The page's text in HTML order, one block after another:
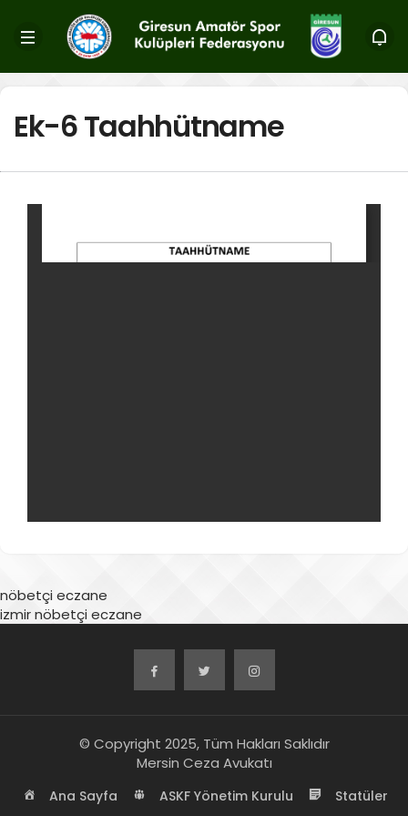
Ek-6 Taahhütname
nöbetçi eczane
izmir nöbetçi eczane
© Copyright 2025, Tüm Hakları Saklıdır
Mersin Ceza Avukatı
Ana Sayfa ASKF Yönetim Kurulu Statüler